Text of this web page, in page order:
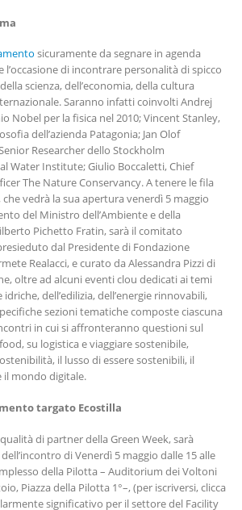
sicuramente da segnare in agenda
l’occasione di incontrare personalità di spicco
scienza, dell’economia, della cultura
Saranno infatti coinvolti Andrej
Nobel per la fisica nel 2010; Vincent Stanley,
dell’azienda Patagonia; Jan Olof
Researcher dello Stockholm
Water Institute; Giulio Boccaletti, Chief
The Nature Conservancy. A tenere le fila
che vedrà la sua apertura venerdì 5 maggio
del Ministro dell’Ambiente e della
Pichetto Fratin, sarà il comitato
dal Presidente di Fondazione
Realacci, e curato da Alessandra Pizzi di
oltre ad alcuni eventi clou dedicati ai temi
idriche, dell’edilizia, dell’energie rinnovabili,
sezioni tematiche composte ciascuna
in cui si affronteranno questioni sul
su logistica e viaggiare sostenibile,
il lusso di essere sostenibili, il
il mondo digitale.
targato Ecostilla
di partner della Green Week, sarà
di Venerdì 5 maggio dalle 15 alle
della Pilotta – Auditorium dei Voltoni
Piazza della Pilotta 1°–, (per iscriversi, clicca
significativo per il settore del Facility